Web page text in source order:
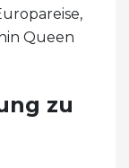
Queen
zu